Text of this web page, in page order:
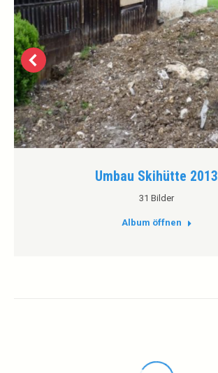
Umbau Skihütte 2013
31 Bilder
Album öffnen